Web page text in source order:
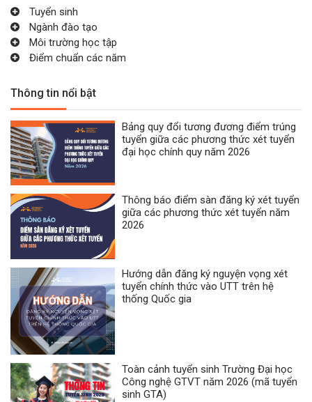
Tuyển sinh
Ngành đào tạo
Môi trường học tập
Điểm chuẩn các năm
Thông tin nổi bật
Bảng quy đổi tương đương điểm trúng
tuyển giữa các phương thức xét tuyển
đại học chính quy năm 2026
Thông báo điểm sàn đăng ký xét tuyển
giữa các phương thức xét tuyển năm
2026
Hướng dẫn đăng ký nguyện vọng xét
tuyển chính thức vào UTT trên hệ
thống Quốc gia
Toàn cảnh tuyển sinh Trường Đại học
Công nghệ GTVT năm 2026 (mã tuyển
sinh GTA)